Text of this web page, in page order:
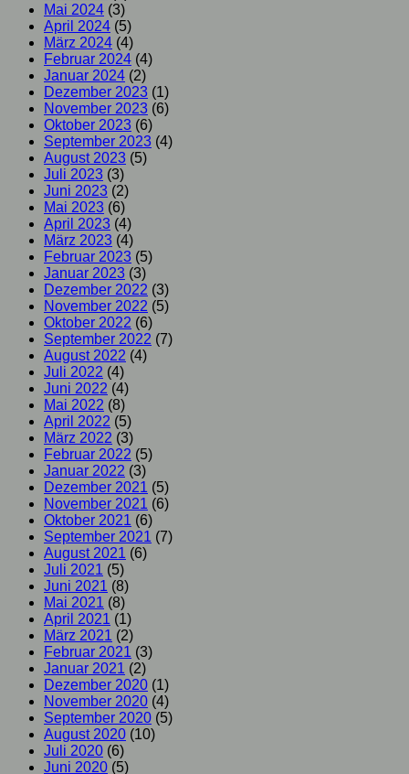
Mai 2024 (3)
April 2024 (5)
März 2024 (4)
Februar 2024 (4)
Januar 2024 (2)
Dezember 2023 (1)
November 2023 (6)
Oktober 2023 (6)
September 2023 (4)
August 2023 (5)
Juli 2023 (3)
Juni 2023 (2)
Mai 2023 (6)
April 2023 (4)
März 2023 (4)
Februar 2023 (5)
Januar 2023 (3)
Dezember 2022 (3)
November 2022 (5)
Oktober 2022 (6)
September 2022 (7)
August 2022 (4)
Juli 2022 (4)
Juni 2022 (4)
Mai 2022 (8)
April 2022 (5)
März 2022 (3)
Februar 2022 (5)
Januar 2022 (3)
Dezember 2021 (5)
November 2021 (6)
Oktober 2021 (6)
September 2021 (7)
August 2021 (6)
Juli 2021 (5)
Juni 2021 (8)
Mai 2021 (8)
April 2021 (1)
März 2021 (2)
Februar 2021 (3)
Januar 2021 (2)
Dezember 2020 (1)
November 2020 (4)
September 2020 (5)
August 2020 (10)
Juli 2020 (6)
Juni 2020 (5)